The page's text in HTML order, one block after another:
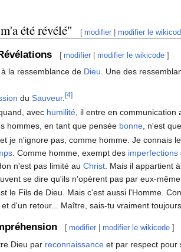
été révélé" [ modifier |modifier le
[ modifier |modifier le wikicode ]
la ressemblance de Dieu . Une des
duSauveur.[4]
avec humilité , il entre en
hommes, en tant que pensée bonne , n'est
je n'ignore pas, comme homme. Je connais
. Comme homme, exempt des imperfections
n'est pas limité auChrist . Mais il appartient
se dire qu'ils n'opèrent pas par eux-
le Fils de Dieu. Mais c'est aussi l'Homme.
et d'un retour... Maître, sais-tu vraiment
[ modifier |modifier le wikicode ]
Dieu par reconnaissance et par respect pour